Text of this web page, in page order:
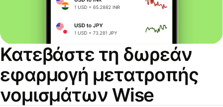
Κατεβάστε τη δωρεάν
εφαρμογή μετατροπής
νομισμάτων Wise